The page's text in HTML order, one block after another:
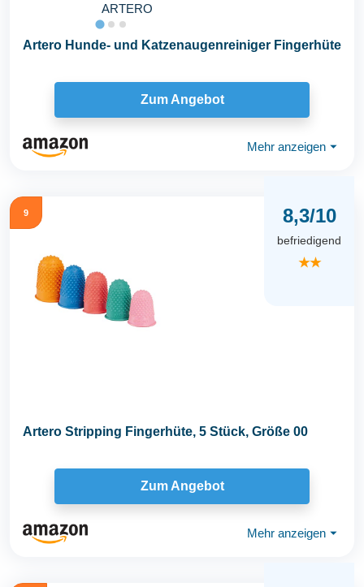
ARTERO
Artero Hunde- und Katzenaugenreiniger Fingerhüte
Zum Angebot
Mehr anzeigen ⏷
9 8,3/10
befriedigend
★★
Artero Stripping Fingerhüte, 5 Stück, Größe 00
Zum Angebot
Mehr anzeigen ⏷